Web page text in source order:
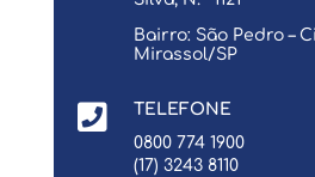
Bairro: São Pedro –
Mirassol/SP

TELEFONE
0800 774 1900
(17) 3243 8110